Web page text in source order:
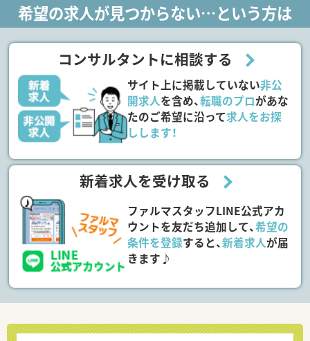
希望の求人が見つからない…という方は
コンサルタントに相談する
サイト上に掲載していない非公
開求人を含め、転職のプロがあな
たのご希望に沿って求人をお探
しします！
新着求人を受け取る
ファルマスタッフLINE公式アカ
ウントを友だち追加して、希望の
条件を登録すると、新着求人が届
きます♪